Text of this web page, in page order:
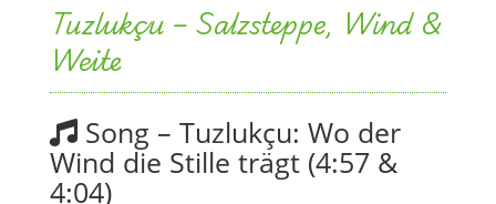
Tuzlukçu – Salzsteppe, Wind &
Weite
Song – Tuzlukçu: Wo der
Wind die Stille trägt (4:57 &
4:04)